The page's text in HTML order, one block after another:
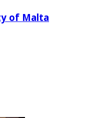
of Malta